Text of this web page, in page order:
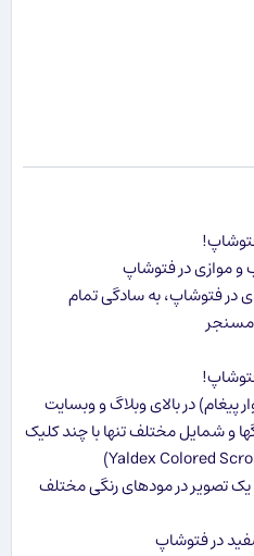
موازی در فتوشاپ
در فتوشاپ، به سادگی تمام
و شمایل مختلف تنها با چند کلیک
تصویر در مودهای رنگی مختلف
در فتوشاپ